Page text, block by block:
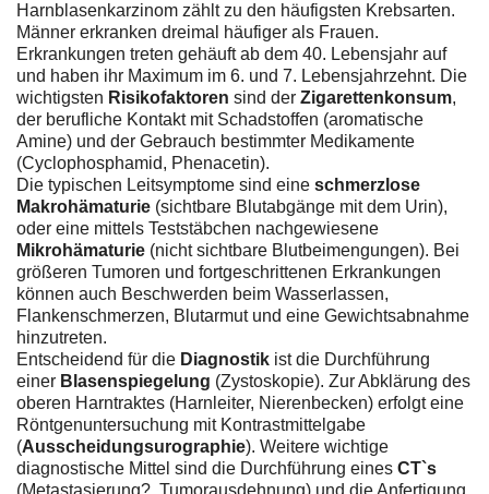
Harnblasenkarzinom zählt zu den häufigsten Krebsarten.
Männer erkranken dreimal häufiger als Frauen.
Erkrankungen treten gehäuft ab dem 40. Lebensjahr auf
und haben ihr Maximum im 6. und 7. Lebensjahrzehnt. Die
wichtigsten Risikofaktoren sind der Zigarettenkonsum,
der berufliche Kontakt mit Schadstoffen (aromatische
Amine) und der Gebrauch bestimmter Medikamente
(Cyclophosphamid, Phenacetin).
Die typischen Leitsymptome sind eine schmerzlose
Makrohämaturie (sichtbare Blutabgänge mit dem Urin),
oder eine mittels Teststäbchen nachgewiesene
Mikrohämaturie (nicht sichtbare Blutbeimengungen). Bei
größeren Tumoren und fortgeschrittenen Erkrankungen
können auch Beschwerden beim Wasserlassen,
Flankenschmerzen, Blutarmut und eine Gewichtsabnahme
hinzutreten.
Entscheidend für die Diagnostik ist die Durchführung
einer Blasenspiegelung (Zystoskopie). Zur Abklärung des
oberen Harntraktes (Harnleiter, Nierenbecken) erfolgt eine
Röntgenuntersuchung mit Kontrastmittelgabe
(Ausscheidungsurographie). Weitere wichtige
diagnostische Mittel sind die Durchführung eines CT`s
(Metastasierung?, Tumorausdehnung) und die Anfertigung